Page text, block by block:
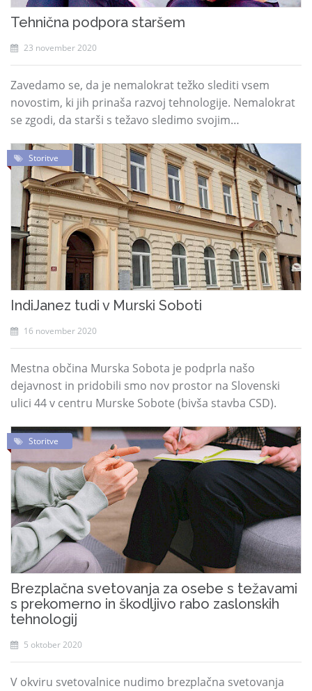
Tehnična podpora staršem
23 november 2020
Zavedamo se, da je nemalokrat težko slediti vsem
novostim, ki jih prinaša razvoj tehnologije. Nemalokrat
se zgodi, da starši s težavo sledimo svojim…
Storitve
IndiJanez tudi v Murski Soboti
16 november 2020
Mestna občina Murska Sobota je podprla našo
dejavnost in pridobili smo nov prostor na Slovenski
ulici 44 v centru Murske Sobote (bivša stavba CSD).
Storitve
Brezplačna svetovanja za osebe s težavami
s prekomerno in škodljivo rabo zaslonskih
tehnologij
5 oktober 2020
V okviru svetovalnice nudimo brezplačna svetovanja